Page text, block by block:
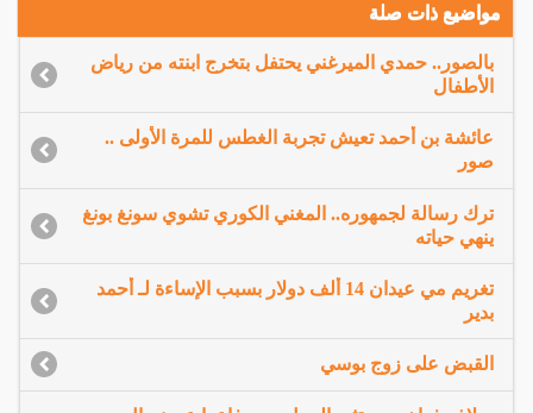
مواضيع ذات صلة
بالصور.. حمدي الميرغني يحتفل بتخرج ابنته من رياض
الأطفال
عائشة بن أحمد تعيش تجربة الغطس للمرة الأولى ..
صور
ترك رسالة لجمهوره.. المغني الكوري تشوي سونغ بونغ
ينهي حياته
تغريم مي عيدان 14 ألف دولار بسبب الإساءة لـ أحمد
بدير
القبض على زوج بوسي